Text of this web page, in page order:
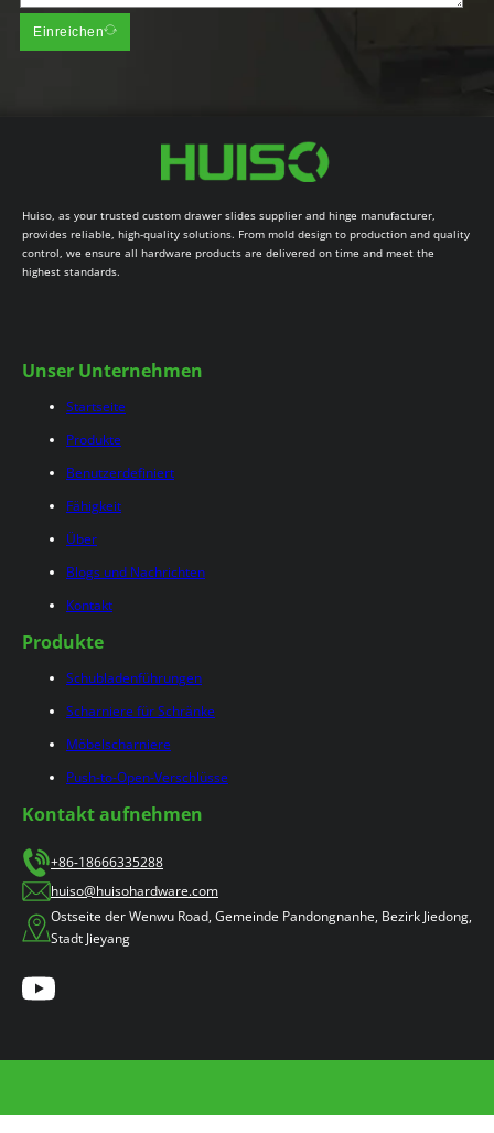
Einreichen
Unser Unternehmen
Startseite
Produkte
Benutzerdefiniert
Fähigkeit
Über
Blogs und Nachrichten
Kontakt
Produkte
Schubladenführungen
Scharniere für Schränke
Möbelscharniere
Push-to-Open-Verschlüsse
Kontakt aufnehmen
+86-18666335288
huiso@huisohardware.com
Ostseite der Wenwu Road, Gemeinde Pandongnanhe, Bezirk Jiedong,
Stadt Jieyang
Huiso, as your trusted custom drawer slides supplier and hinge manufacturer,
provides reliable, high-quality solutions. From mold design to production and quality
control, we ensure all hardware products are delivered on time and meet the
highest standards.